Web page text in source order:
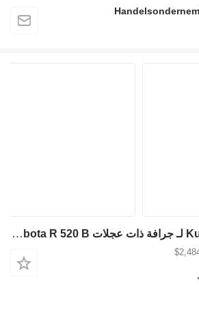
المحرك Kubota V2203 لـ جرافة ذات عجلات Kubota R 520 B